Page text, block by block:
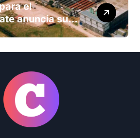
el
anuncia su
y despide a